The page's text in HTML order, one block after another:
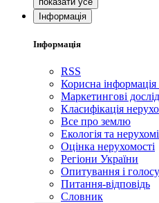
Інформація
Інформація
RSS
Корисна інформація
Маркетингові
Класифікація
Все про землю
Екологія та
Оцінка нерухомості
Регіони України
Опитування і
Питання-відповідь
Словник